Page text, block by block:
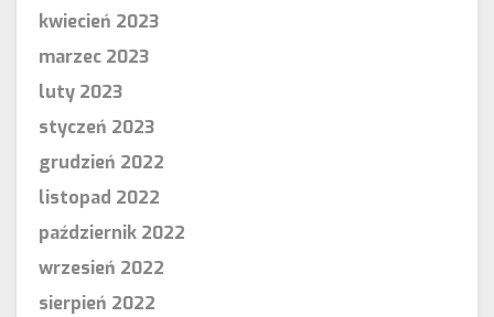
kwiecień 2023
marzec 2023
luty 2023
styczeń 2023
grudzień 2022
listopad 2022
październik 2022
wrzesień 2022
sierpień 2022